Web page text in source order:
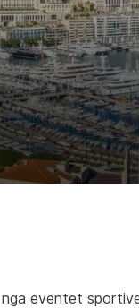
eventet